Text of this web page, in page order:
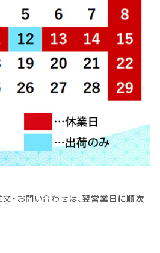
文・お問い合わせは、翌営業日に順次